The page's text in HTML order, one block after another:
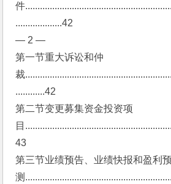
件
...................42
— 2 —
第一节重大诉讼和仲
裁
............42
第二节变更募集资金投资项
目
43
第三节业绩预告、业绩快报和盈利预
测